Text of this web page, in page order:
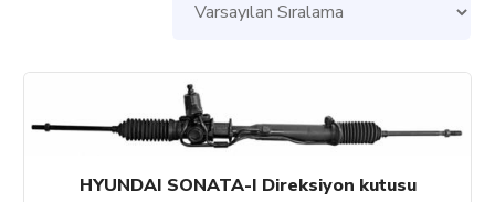
HYUNDAI SONATA-I Direksiyon kutusu